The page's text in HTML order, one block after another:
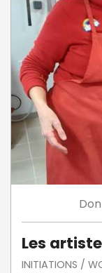
Les
INITIATIONS /